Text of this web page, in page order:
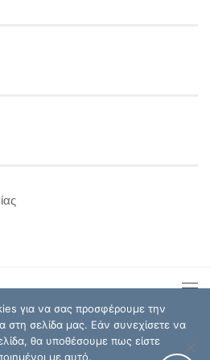
Εκπαίδευσης Λευκάδας © 2026
για να σας προσφέρουμε την
στη σελίδα μας. Εάν συνεχίσετε να
θα υποθέσουμε πως είστε
με αυτό.